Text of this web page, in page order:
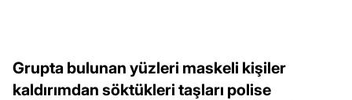
Grupta bulunan yüzleri maskeli kişiler
kaldırımdan söktükleri taşları polise